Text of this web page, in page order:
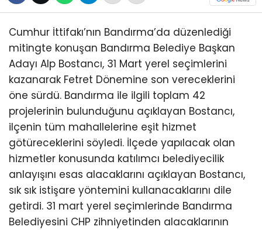
Cumhur İttifakı’nın Bandırma’da düzenlediği
mitingte konuşan Bandırma Belediye Başkan
Adayı Alp Bostancı, 31 Mart yerel seçimlerini
kazanarak Fetret Dönemine son vereceklerini
öne sürdü. Bandırma ile ilgili toplam 42
projelerinin bulunduğunu açıklayan Bostancı,
ilçenin tüm mahallelerine eşit hizmet
götüreceklerini söyledi. İlçede yapılacak olan
hizmetler konusunda katılımcı belediyecilik
anlayışını esas alacaklarını açıklayan Bostancı,
sık sık istişare yöntemini kullanacaklarını dile
getirdi. 31 mart yerel seçimlerinde Bandırma
Belediyesini CHP zihniyetinden alacaklarının